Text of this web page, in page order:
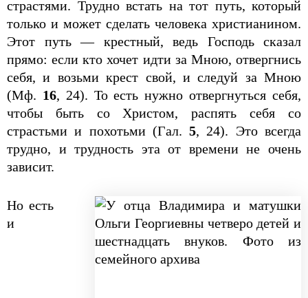
страстями. Трудно встать на тот путь, который
только и может сделать человека христианином.
Этот путь — крестный, ведь Господь сказал
прямо: если кто хочет идти за Мною, отвергнись
себя, и возьми крест свой, и следуй за Мною
(Мф. 16, 24). То есть нужно отвергнуться себя,
чтобы быть со Христом, распять себя со
страстьми и похотьми (Гал.5, 24). Это всегда
трудно, и трудность эта от времени не очень
зависит.
Но есть
и